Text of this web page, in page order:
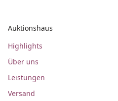
Auktionshaus
Highlights
Über uns
Leistungen
Versand